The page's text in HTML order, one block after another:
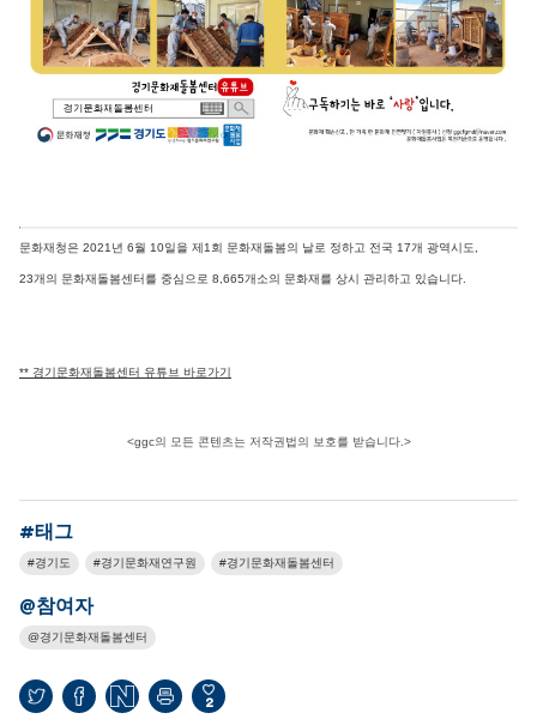
문화재청은 2021년 6월 10일을 제1회 문화재돌봄의 날로 정하고 전국 17개 광역시도,
23개의 문화재돌봄센터를 중심으로 8,665개소의 문화재를 상시 관리하고 있습니다.
** 경기문화재돌봄센터 유튜브 바로가기
<ggc의 모든 콘텐츠는 저작권법의 보호를 받습니다.>
#태그
경기도 경기문화재연구원 경기문화재돌봄센터
@참여자
경기문화재돌봄센터
2